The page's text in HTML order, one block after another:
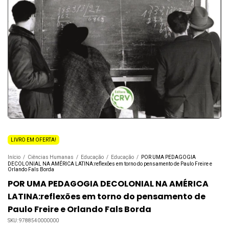
LIVRO EM OFERTA!
Início / Ciências Humanas / Educação / Educação /
POR UMA PEDAGOGIA
DECOLONIAL NA AMÉRICA LATINA:reflexões em torno do pensamento de Paulo Freire e
Orlando Fals Borda
POR UMA PEDAGOGIA DECOLONIAL NA AMÉRICA
LATINA:reflexões em torno do pensamento de
Paulo Freire e Orlando Fals Borda
SKU:9788540000000